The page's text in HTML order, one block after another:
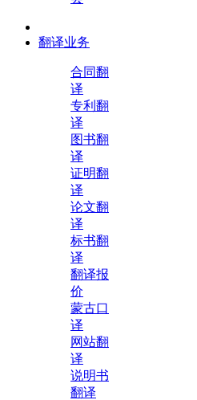
翻译业务
合同翻
译
专利翻
译
图书翻
译
证明翻
译
论文翻
译
标书翻
译
翻译报
价
蒙古口
译
网站翻
译
说明书
翻译